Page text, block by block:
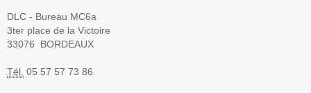
DLC - Bureau MC6a
3ter place de la Victoire
33076 BORDEAUX
Tél. 05 57 57 73 86